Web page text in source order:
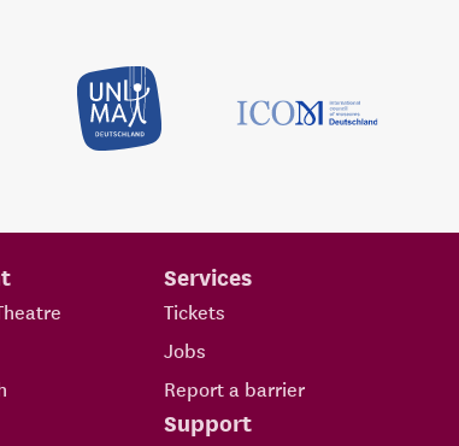
Services
Tickets
Jobs
Report a barrier
Support